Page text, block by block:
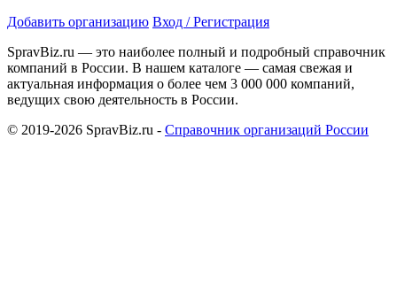
Добавить организацию Вход / Регистрация
SpravBiz.ru — это наиболее полный и подробный справочник
компаний в России. В нашем каталоге — самая свежая и
актуальная информация о более чем 3 000 000 компаний,
ведущих свою деятельность в России.
© 2019-2026 SpravBiz.ru - Справочник организаций России